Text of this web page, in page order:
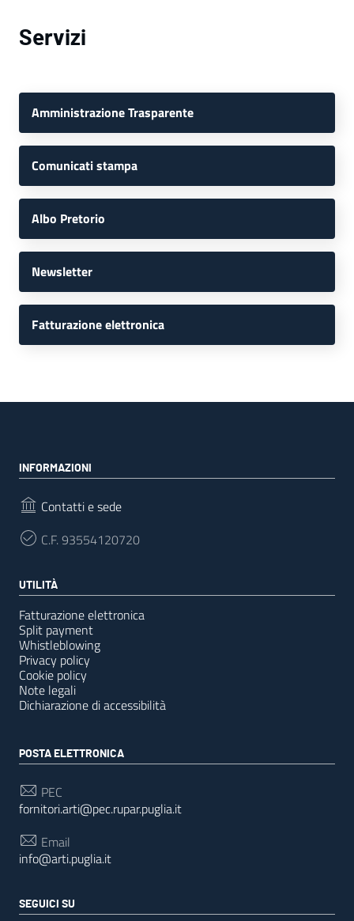
Servizi
Amministrazione Trasparente
Comunicati stampa
Albo Pretorio
Newsletter
Fatturazione elettronica
INFORMAZIONI
Contatti e sede
C.F.93554120720
UTILITÀ
Fatturazione elettronica
Split payment
Whistleblowing
Privacy policy
Cookie policy
Note legali
Dichiarazione di accessibilità
POSTA ELETTRONICA
PEC
fornitori.arti@pec.rupar.puglia.it
Email
info@arti.puglia.it
SEGUICI SU